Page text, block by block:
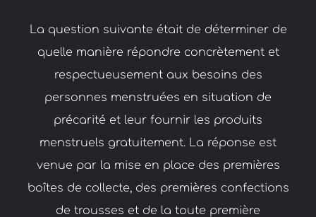
La question suivante était de déterminer de
quelle manière répondre concrètement et
respectueusement aux besoins des
personnes menstruées en situation de
précarité et leur fournir les produits
menstruels gratuitement. La réponse est
venue par la mise en place des premières
boîtes de collecte, des premières confections
de trousses et de la toute première